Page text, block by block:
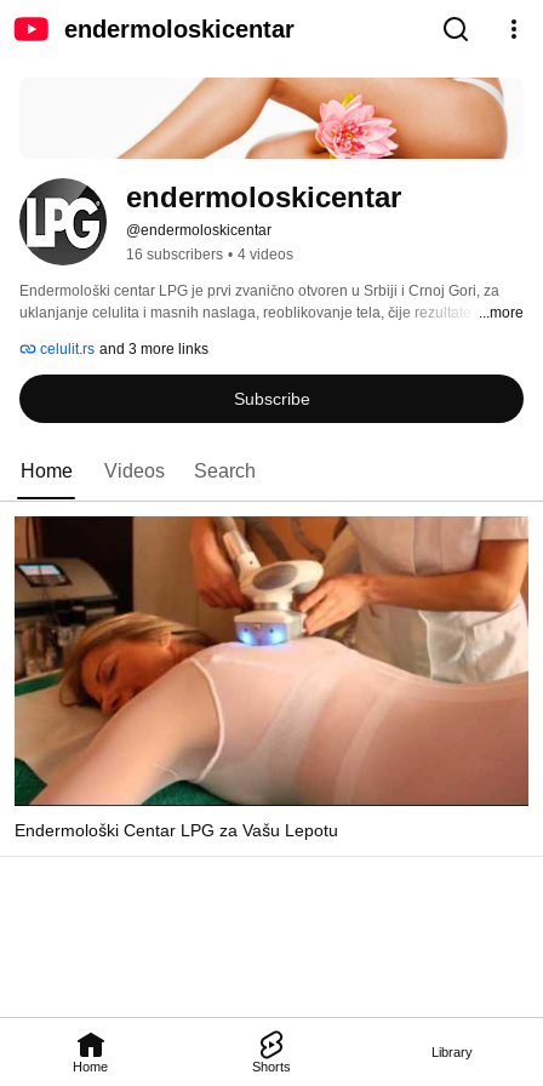
endermoloskicentar
Home Shorts
Library
endermoloskicentar
@endermoloskicentar
16 subscribers • 4 videos
Endermološki centar LPG je prvi zvanično otvoren u Srbiji i Crnoj Gori, za
uklanjanje celulita i masnih naslaga, reoblikovanje tela, čije rezultate pomno
FDA.
...more
celulit.rs and 3 more links
Subscribe
Home Videos Search
Endermološki Centar LPG za Vašu Lepotu